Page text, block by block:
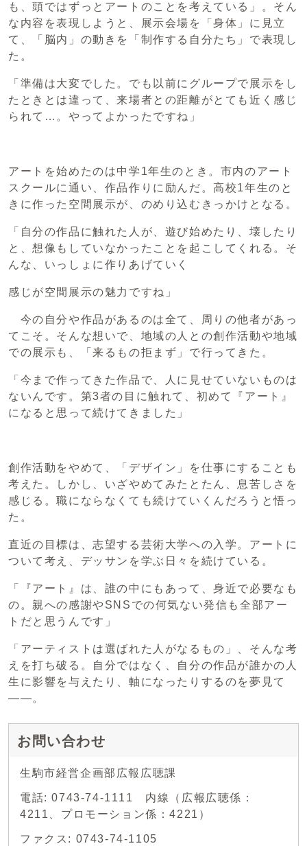
も、頭ではずっとアートのことを考えている」。そん
な内容を表現しようと、展示会場を「身体」に見立
て、「脳内」の動きを「制作する自分たち」で表現し
た。
「準備は大変でした。でも以前にグループで展示をし
たときとは違って、来場者との距離がとても近く感じ
られて…。やってよかったですね」
アートを始めたのは中学1年生のとき。市内のアート
スクールに通い、作品作りに励んだ。高校1年生のと
きに作った空間展示が、のめり込むきっかけとなる。
「自分の作品に触れた人が、遊び始めたり、壊したり
と、想像もしていなかったことを起こしてくれる。そ
んな、いっしょに作りあげていく
感じが空間展示の魅力ですね」
今の自分や作品があるのは全て、周りの他者があっ
てこそ。そんな想いで、地域の人との創作活動や地域
での展示も、「来るもの拒まず」で行ってきた。
「今まで作ってきた作品で、人に見せていないものは
ないんです。第3者の目に触れて、初めて『アート』
になると思って続けてきました」
創作活動をやめて、「デザイン」を仕事にすることも
考えた。しかし、いざやめてみたとたん、息苦しさを
感じる。職にならなくても続けていくんだろうと悟っ
た。
直近の目標は、志望する芸術大学への入学。アートに
ついて考え、デッサンを学ぶ日々を続けている。
「『アート』は、誰の中にもあって、身近で必要なも
の。親への感謝やSNSでの何気ない発信も全部アー
トだと思うんです」
「アーティストは選ばれた人がなるもの」、そんな考
えを打ち破る。自分ではなく、自分の作品が誰かの人
生に影響を与えたり、軸になったりするのを夢見て
――。
お問い合わせ
生駒市経営企画部広報広聴課
電話: 0743-74-1111 内線（広報広聴係：
4211、プロモーション係：4221）
ファクス: 0743-74-1105